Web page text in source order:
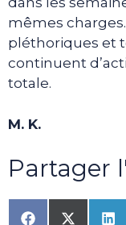
mêmes
pléthoriques et
continuent
totale.
M. K.
Partager